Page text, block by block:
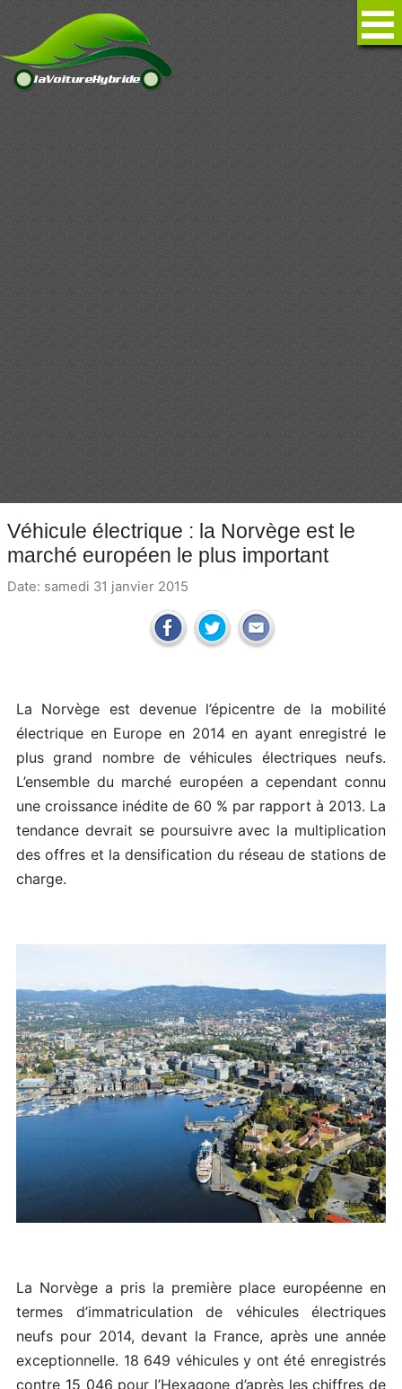
Véhicule électrique : la Norvège est le
marché européen le plus important
Date: samedi 31 janvier 2015
La Norvège est devenue l’épicentre de la mobilité
électrique en Europe en 2014 en ayant enregistré le
plus grand nombre de véhicules électriques neufs.
L’ensemble du marché européen a cependant connu
une croissance inédite de 60 % par rapport à 2013. La
tendance devrait se poursuivre avec la multiplication
des offres et la densification du réseau de stations de
charge.
La Norvège a pris la première place européenne en
termes d’immatriculation de véhicules électriques
neufs pour 2014, devant la France, après une année
exceptionnelle. 18 649 véhicules y ont été enregistrés
contre 15 046 pour l’Hexagone d’après les chiffres de